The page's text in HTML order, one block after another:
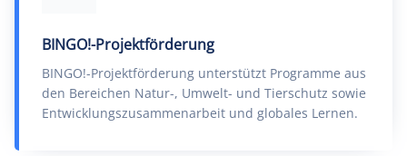
BINGO!-Projektförderung
BINGO!-Projektförderung unterstützt Programme aus
den Bereichen Natur-, Umwelt- und Tierschutz sowie
Entwicklungszusammenarbeit und globales Lernen.